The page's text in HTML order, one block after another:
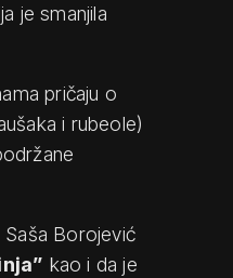
je smanjila
pričaju o
i rubeole)
Borojević
kao i da je